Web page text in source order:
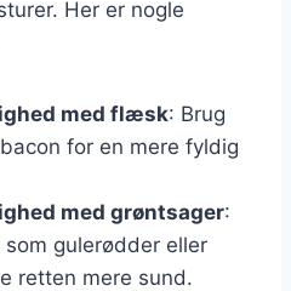
Her er nogle
med flæsk: Brug
for en mere fyldig
med grøntsager:
gulerødder eller
retten mere sund.